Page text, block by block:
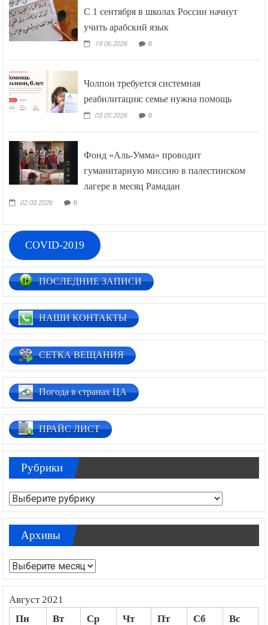
С 1 сентября в школах России начнут
учить арабский язык
19.06.2026 0
Чолпон требуется системная
реабилитация: семье нужна помощь
03.05.2026 0
Фонд «Аль-Умма» проводит
гуманитарную миссию в палестинском
лагере в месяц Рамадан
02.03.2026 0
COVID-2019
ПОСЛЕДНИЕ ЗАПИСИ
НАШИ КОНТАКТЫ
СЕТКА ВЕЩАНИЯ
Погода в странах ЦА
ПРАЙС ЛИСТ
Рубрики
Рубрики
Архивы
Архивы
Август 2021
Пн Вт Ср Чт Пт Сб
Вс